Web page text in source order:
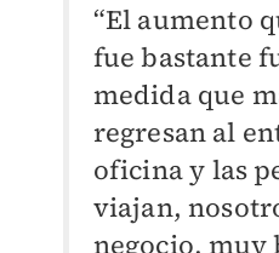
“El aumento
fue bastante
medida que
regresan al
oficina y las
viajan,
negocio, muy